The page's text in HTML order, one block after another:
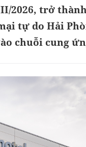
2026, trở
tự do Hải
chuỗi cung